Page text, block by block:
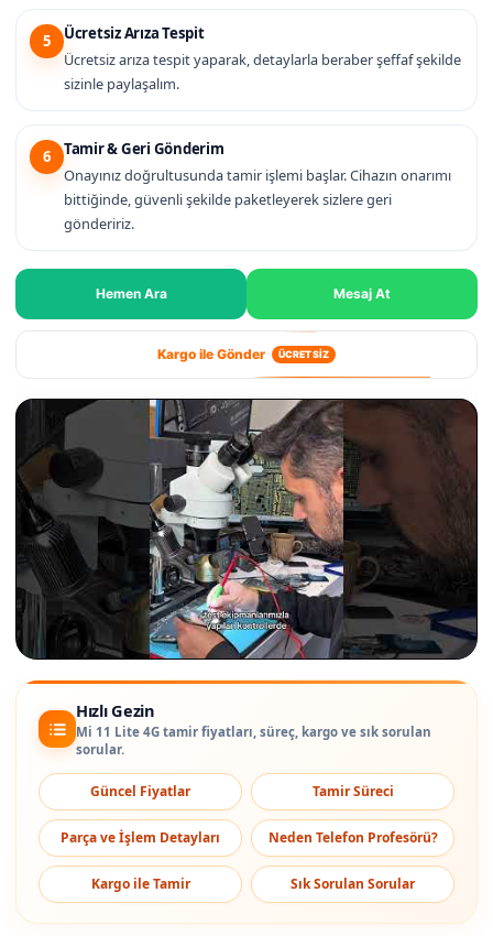
5
Ücretsiz Arıza Tespit
Ücretsiz arıza tespit yaparak, detaylarla beraber şeffaf şekilde
sizinle paylaşalım.
6
Tamir & Geri Gönderim
Onayınız doğrultusunda tamir işlemi başlar. Cihazın onarımı
bittiğinde, güvenli şekilde paketleyerek sizlere geri
göndeririz.
Hemen Ara Mesaj At
Kargo ile Gönder ÜCRETSİZ
Hızlı Gezin
Mi 11 Lite 4G tamir fiyatları, süreç, kargo ve sık sorulan
sorular.
Güncel Fiyatlar Tamir Süreci
Parça ve İşlem Detayları Neden Telefon Profesörü?
Kargo ile Tamir Sık Sorulan Sorular